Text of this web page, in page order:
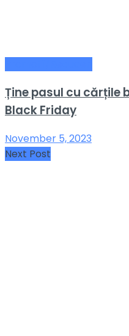
Ține pasul cu cărțile
Black Friday
November 5, 2023
Next Post